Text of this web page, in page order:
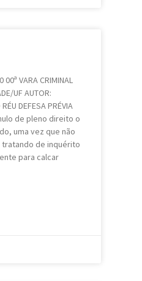
00ª VARA CRIMINAL
UF AUTOR:
DEFESA PRÉVIA
nulo de pleno direito o
uma vez que não
tratando de inquérito
para calcar